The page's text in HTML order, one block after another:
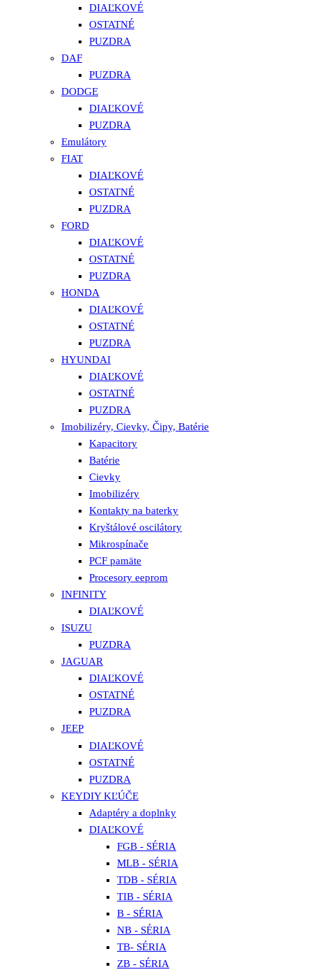
DIAĽKOVÉ
OSTATNÉ
PUZDRA
DAF
PUZDRA
DODGE
DIAĽKOVÉ
PUZDRA
Emulátory
FIAT
DIAĽKOVÉ
OSTATNÉ
PUZDRA
FORD
DIAĽKOVÉ
OSTATNÉ
PUZDRA
HONDA
DIAĽKOVÉ
OSTATNÉ
PUZDRA
HYUNDAI
DIAĽKOVÉ
OSTATNÉ
PUZDRA
Imobilizéry, Cievky, Čipy, Batérie
Kapacitory
Batérie
Cievky
Imobilizéry
Kontakty na baterky
Kryštálové oscilátory
Mikrospínače
PCF pamäte
Procesory eeprom
INFINITY
DIAĽKOVÉ
ISUZU
PUZDRA
JAGUAR
DIAĽKOVÉ
OSTATNÉ
PUZDRA
JEEP
DIAĽKOVÉ
OSTATNÉ
PUZDRA
KEYDIY KĽÚČE
Adaptéry a doplnky
DIAĽKOVÉ
FGB - SÉRIA
MLB - SÉRIA
TDB - SÉRIA
TIB - SÉRIA
B - SÉRIA
NB - SÉRIA
TB- SÉRIA
ZB - SÉRIA